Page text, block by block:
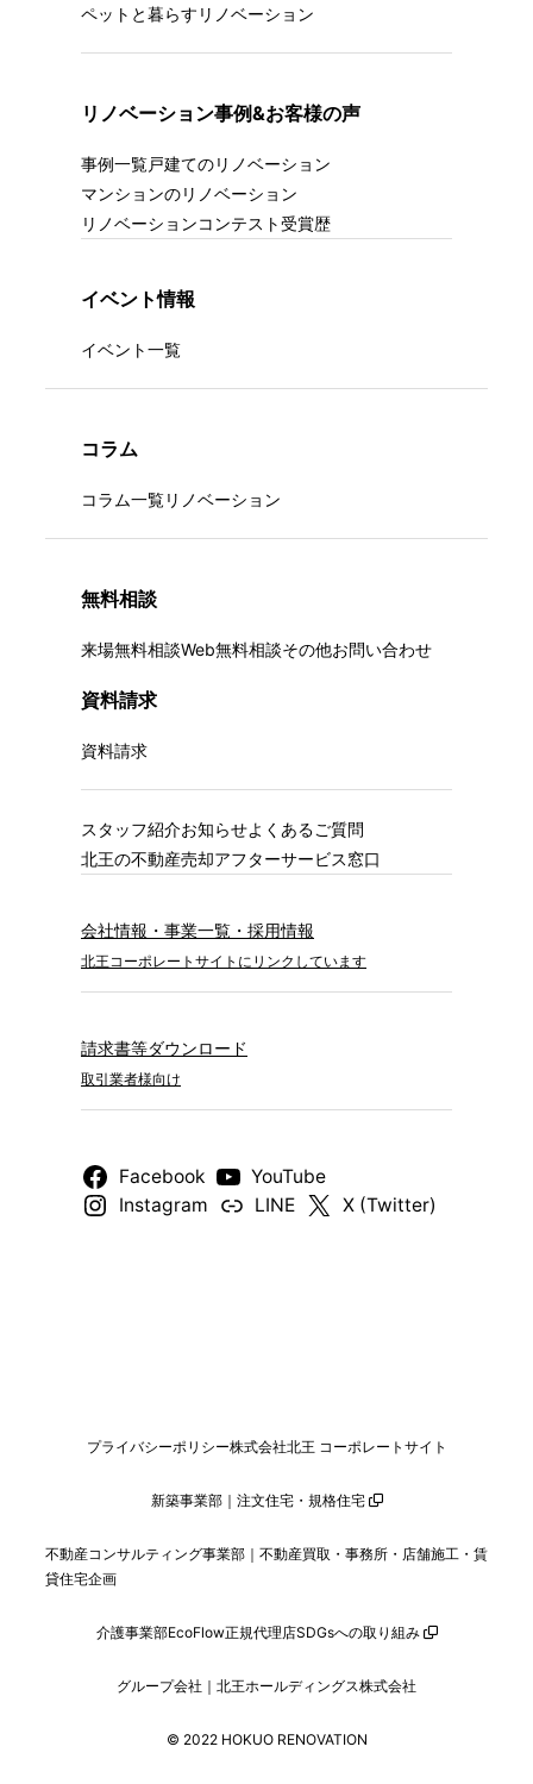
ペットと暮らすリノベーション
リノベーション事例&お客様の声
事例一覧戸建てのリノベーション
マンションのリノベーション
リノベーションコンテスト受賞歴
イベント情報
イベント一覧
コラム
コラム一覧リノベーション
無料相談
来場無料相談Web無料相談その他お問い合わせ
資料請求
資料請求
スタッフ紹介お知らせよくあるご質問
北王の不動産売却アフターサービス窓口
会社情報・事業一覧・採用情報
北王コーポレートサイトにリンクしています
請求書等ダウンロード
取引業者様向け
Facebook
YouTube
Instagram
LINE X (Twitter)
プライバシーポリシー株式会社北王 コーポレートサイト
新築事業部｜注文住宅・規格住宅
不動産コンサルティング事業部｜不動産買取・事務所・店舗施工・賃
貸住宅企画
介護事業部EcoFlow正規代理店SDGsへの取り組み
グループ会社｜北王ホールディングス株式会社
© 2022 HOKUO RENOVATION